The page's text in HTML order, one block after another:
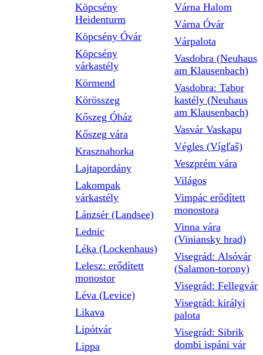
Köpcsény
Heidenturm
Köpcsény Óvár
Köpcsény
várkastély
Körmend
Körösszeg
Kőszeg Óház
Kőszeg vára
Krasznahorka
Lajtapordány
Lakompak
várkastély
Lánzsér (Landsee)
Lednic
Léka (Lockenhaus)
Lelesz: erődített
monostor
Léva (Levice)
Likava
Lipótvár
Lippa
Várna Halom
Várna Óvár
Várpalota
Vasdobra (Neuhaus
am Klausenbach)
Vasdobra: Tabor
kastély (Neuhaus
am Klausenbach)
Vasvár Vaskapu
Végles (Vígľaš)
Veszprém vára
Világos
Vimpác erődített
monostora
Vinna vára
(Viniansky hrad)
Visegrád: Alsóvár
(Salamon-torony)
Visegrád: Fellegvár
Visegrád: királyi
palota
Visegrád: Sibrik
dombi ispáni vár